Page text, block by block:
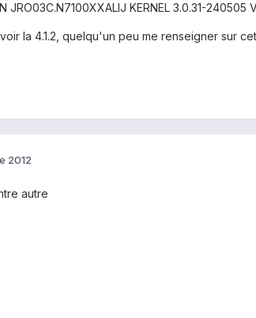
JRO03C.N7100XXALIJ KERNEL 3.0.31-240505
la 4.1.2, quelqu'un peu me renseigner sur
2012
autre